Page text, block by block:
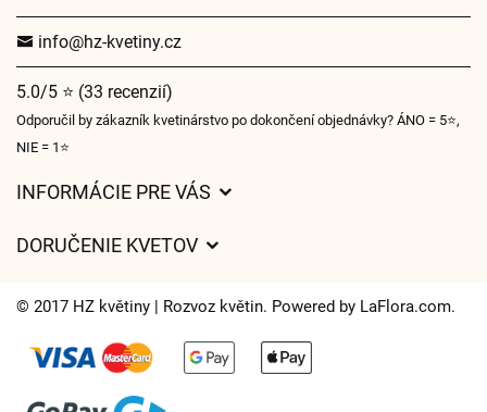
info@hz-kvetiny.cz
5.0/5 ⭐ (33 recenzií)
Odporučil by zákazník kvetinárstvo po dokončení objednávky? ÁNO = 5⭐,
NIE = 1⭐
INFORMÁCIE PRE VÁS
Časy doručenia kvetov – prehľad možností
DORUČENIE KVETOV
Kam doručujeme kvety
Súbory cookie
© 2017 HZ květiny | Rozvoz květin. Powered by LaFlora.com.